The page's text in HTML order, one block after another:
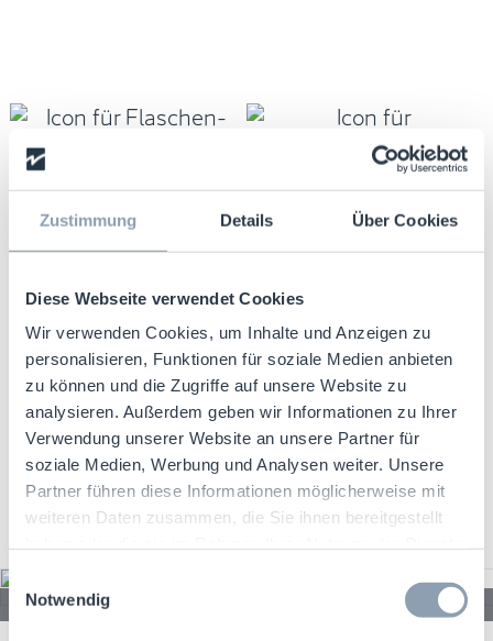
Zustimmung Details Über Cookies
Diese Webseite verwendet Cookies
Wir verwenden Cookies, um Inhalte und Anzeigen zu
personalisieren, Funktionen für soziale Medien anbieten
zu können und die Zugriffe auf unsere Website zu
analysieren. Außerdem geben wir Informationen zu Ihrer
Verwendung unserer Website an unsere Partner für
soziale Medien, Werbung und Analysen weiter. Unsere
Partner führen diese Informationen möglicherweise mit
weiteren Daten zusammen, die Sie ihnen bereitgestellt
Einwilligungsauswahl
Notwendig
Verschiedene Größen,
passend für jede
Flaschen
Schutz ohne
Beeinträchtigung der
Ästhetik des